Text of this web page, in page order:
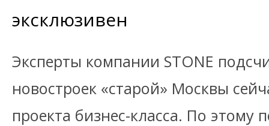
эксклюзивен
Эксперты компании STONE
новостроек «старой» Москвы
проекта бизнес-класса. По этому